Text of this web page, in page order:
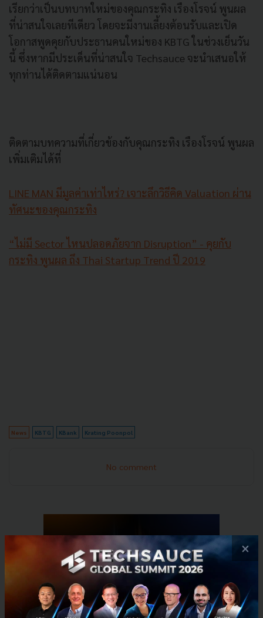
เรียกว่าเป็นบทบาทใหม่ของคุณกระทิง เรืองโรจน์ พูนผล
ที่น่าสนใจเลยทีเดียว โดยจะมีงานเลี้ยงต้อนรับและเปิด
โอกาสพูดคุยกับประธานคนใหม่ของ KBTG ในช่วงเย็นวัน
นี้ ซึ่งหากมีประเด็นที่น่าสนใจ Techsauce จะนำเสนอให้
ทุกท่านได้ติดตามแน่นอน
ติดตามบทความที่เกี่ยวข้องกับคุณกระทิง เรืองโรจน์ พูนผล
เพิ่มเติมได้ที่
LINE MAN มีมูลค่าเท่าไหร่? เจาะลึกวิธีคิด Valuation ผ่าน
ทัศนะของคุณกระทิง
“ไม่มี Sector ไหนปลอดภัยจาก Disruption” - คุยกับ
กระทิง พูนผล ถึง Thai Startup Trend ปี 2019
News KBTG KBank Krating Poonpol
No comment
×